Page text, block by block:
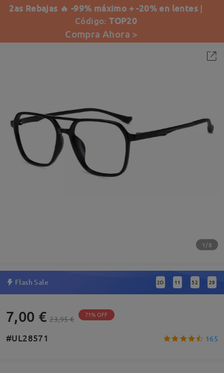
2as Rebajas 🔥 -99% máximo + -20% en lentes |
Código:TOP20
Compra Ahora >
1/8
Flash Sale 2D : 11 : 52 : 28
7,00 € 23,95 € 71% OFF
#UL28571 165